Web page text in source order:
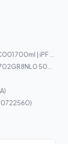
Canon Ink PFI-710 Magenta 2356C001 700ml | iPF TX2000,...
Kyocera MK-716 Maintenance Kit 1702GR8NL0 500k | KM 405...